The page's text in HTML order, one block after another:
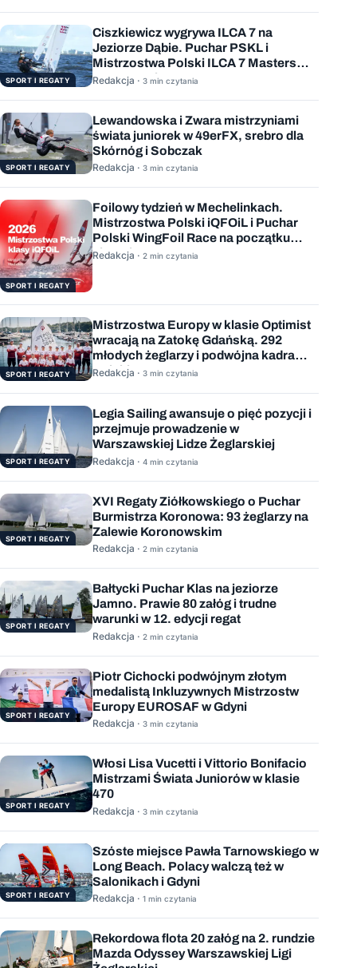
SPORT I REGATY
Ciszkiewicz wygrywa ILCA 7 na
Jeziorze Dąbie. Puchar PSKL i
Mistrzostwa Polski ILCA 7 Masters
rozstrzygnięte
Redakcja · 3 min czytania
SPORT I REGATY
Lewandowska i Zwara mistrzyniami
świata juniorek w 49erFX, srebro dla
Skórnóg i Sobczak
Redakcja · 3 min czytania
SPORT I REGATY
Foilowy tydzień w Mechelinkach.
Mistrzostwa Polski iQFOiL i Puchar
Polski WingFoil Race na początku
sierpnia
Redakcja · 2 min czytania
SPORT I REGATY
Mistrzostwa Europy w klasie Optimist
wracają na Zatokę Gdańską. 292
młodych żeglarzy i podwójna kadra
Polski
Redakcja · 3 min czytania
SPORT I REGATY
Legia Sailing awansuje o pięć pozycji i
przejmuje prowadzenie w
Warszawskiej Lidze Żeglarskiej
Redakcja · 4 min czytania
SPORT I REGATY
XVI Regaty Ziółkowskiego o Puchar
Burmistrza Koronowa: 93 żeglarzy na
Zalewie Koronowskim
Redakcja · 2 min czytania
SPORT I REGATY
Bałtycki Puchar Klas na jeziorze
Jamno. Prawie 80 załóg i trudne
warunki w 12. edycji regat
Redakcja · 2 min czytania
SPORT I REGATY
Piotr Cichocki podwójnym złotym
medalistą Inkluzywnych Mistrzostw
Europy EUROSAF w Gdyni
Redakcja · 3 min czytania
SPORT I REGATY
Włosi Lisa Vucetti i Vittorio Bonifacio
Mistrzami Świata Juniorów w klasie
470
Redakcja · 3 min czytania
SPORT I REGATY
Szóste miejsce Pawła Tarnowskiego w
Long Beach. Polacy walczą też w
Salonikach i Gdyni
Redakcja · 1 min czytania
Rekordowa flota 20 załóg na 2. rundzie
Mazda Odyssey Warszawskiej Ligi